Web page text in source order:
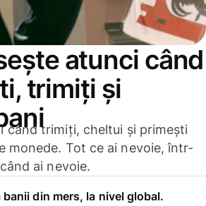
atunci când
trimiți și
când trimiți, cheltui și primești
monede. Tot ce ai nevoie, într-
ai nevoie.
din mers, la nivel global.